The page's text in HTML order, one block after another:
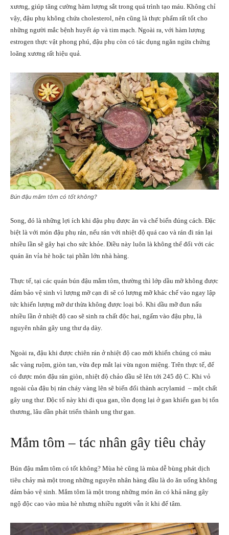
xương, giúp tăng cường hàm lượng sắt trong quá trình tạo máu. Không chỉ
vậy, đậu phụ không chứa cholesterol, nên cũng là thực phẩm rất tốt cho
những người mắc bệnh huyết áp và tim mạch. Ngoài ra, với hàm lượng
estrogen thực vật phong phú, đậu phụ còn có tác dụng ngăn ngừa chứng
loãng xương rất hiệu quả.
Bún đậu mắm tôm có tốt không?
Song, đó là những lợi ích khi đậu phụ được ăn và chế biến đúng cách. Đặc
biệt là với món đậu phụ rán, nếu rán với nhiệt độ quá cao và rán đi rán lại
nhiều lần sẽ gây hại cho sức khỏe. Điều này luôn là không thể đối với các
quán ăn vỉa hè hoặc tại phần lớn nhà hàng.
Thực tế, tại các quán bún đậu mắm tôm, thường thì lớp dầu mỡ không được
đảm bảo vệ sinh vì lượng mỡ cạn đi sẽ có lượng mỡ khác chế vào ngay lập
tức khiến lượng mỡ dư thừa không được loại bỏ. Khi dầu mỡ đun nấu
nhiều lần ở nhiệt độ cao sẽ sinh ra chất độc hại, ngấm vào đậu phụ, là
nguyên nhân gây ung thư dạ dày.
Ngoài ra, đậu khi được chiên rán ở nhiệt độ cao mới khiến chúng có màu
sắc vàng ruộm, giòn tan, vừa đẹp mắt lại vừa ngon miệng. Trên thực tế, để
có được món đậu rán giòn, nhiệt độ chảo dầu sẽ lên tới 245 độ C. Khi vỏ
ngoài của đậu bị rán cháy vàng lên sẽ biến đổi thành acrylamid – một chất
gây ung thư. Độc tố này khi đi qua gan, tồn đọng lại ở gan khiến gan bị tổn
thương, lâu dần phát triển thành ung thư gan.
Mắm tôm – tác nhân gây tiêu chảy
Bún đậu mắm tôm có tốt không? Mùa hè cũng là mùa dễ bùng phát dịch
tiêu chảy mà một trong những nguyên nhân hàng đầu là do ăn uống không
đảm bảo vệ sinh. Mắm tôm là một trong những món ăn có khả năng gây
ngộ độc cao vào mùa hè nhưng nhiều người vẫn ít khi để tâm.